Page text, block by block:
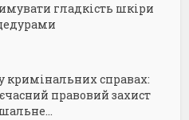
гладкість шкіри
кримінальних справах:
правовий захист